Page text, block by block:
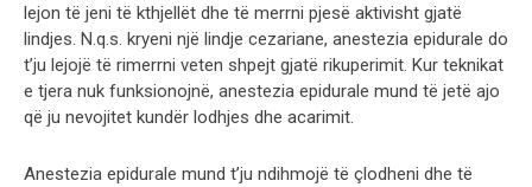
lejon të jeni të kthjellët dhe të merrni pjesë aktivisht gjatë
lindjes. N.q.s. kryeni një lindje cezariane, anestezia epidurale do
t’ju lejojë të rimerrni veten shpejt gjatë rikuperimit. Kur teknikat
e tjera nuk funksionojnë, anestezia epidurale mund të jetë ajo
që ju nevojitet kundër lodhjes dhe acarimit.
Anestezia epidurale mund t’ju ndihmojë të çlodheni dhe të